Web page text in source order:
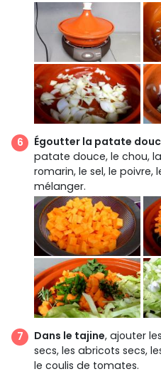
Égoutter la patate
patate douce, le chou,
romarin, le sel, le poivre,
mélanger.
Dans le tajine, ajouter
secs, les abricots secs,
le coulis de tomates.